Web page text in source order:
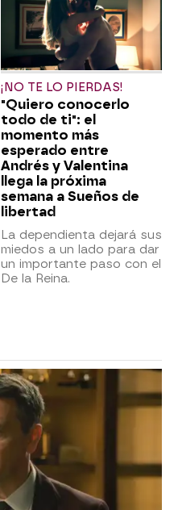
¡NO TE LO PIERDAS!
"Quiero conocerlo
todo de ti": el
momento más
esperado entre
Andrés y Valentina
llega la próxima
semana a Sueños de
libertad
La dependienta dejará sus
miedos a un lado para dar
un importante paso con el
De la Reina.